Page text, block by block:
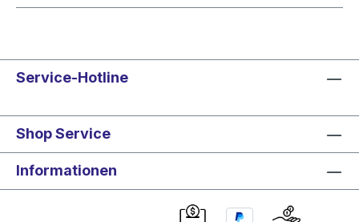
Service-Hotline
Shop Service
Informationen